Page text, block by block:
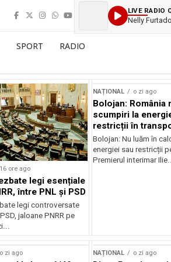
LIVE RADIO
Nelly
SPORT RADIO
ore ago
legi esențiale
între PNL și PSD
legi controversate
jaloane PNRR pe
NAȚIONAL o zi ago
Bolojan: România
scumpiri la
restricții în
Bolojan: Nu luăm în
energiei sau restricții
Premierul interimar
zi ago NAȚIONAL o zi ago